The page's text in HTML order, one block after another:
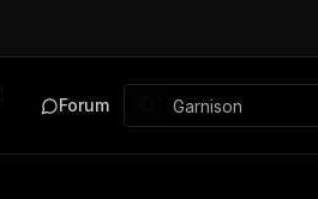
Forum